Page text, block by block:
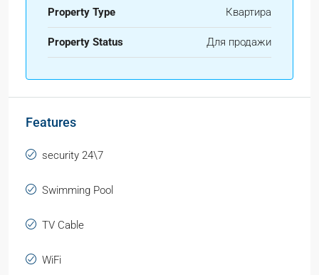
Property Type Квартира
Property Status Для продажи
Features
security 24\7
Swimming Pool
TV Cable
WiFi